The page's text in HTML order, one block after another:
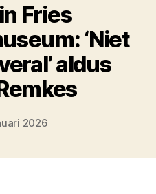
Fries
‘Niet
aldus
2026